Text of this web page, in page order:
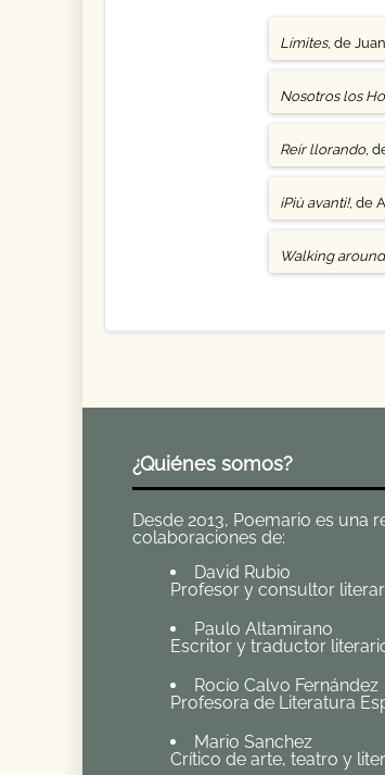
Límites, de
Nosotros los
Reír llorando,
¡Più avanti!, de
Walking around
¿Quiénes somos?
Desde 2013, Poemario es una
colaboraciones de:
David Rubio
Profesor y consultor
Paulo Altamirano
Escritor y traductor
Rocío Calvo Fernández
Profesora de Literatura
Mario Sanchez
Crítico de arte, teatro y